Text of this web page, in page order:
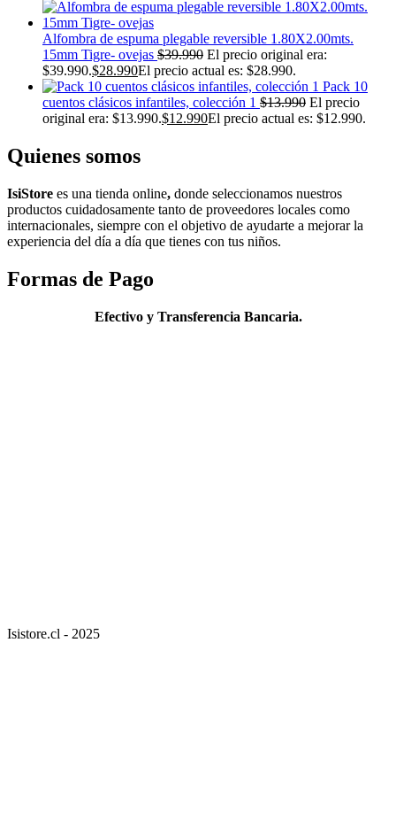
Alfombra de espuma plegable reversible 1.80X2.00mts.
15mm Tigre- ovejas $39.990 El precio original era:
$39.990.$28.990El precio actual es: $28.990.
Pack 10
cuentos clásicos infantiles, colección 1 $13.990 El precio
original era: $13.990.$12.990El precio actual es: $12.990.
Quienes somos
IsiStore es una tienda online, donde seleccionamos nuestros
productos cuidadosamente tanto de proveedores locales como
internacionales, siempre con el objetivo de ayudarte a mejorar la
experiencia del día a día que tienes con tus niños.
Formas de Pago
Efectivo y Transferencia Bancaria.
Isistore.cl - 2025